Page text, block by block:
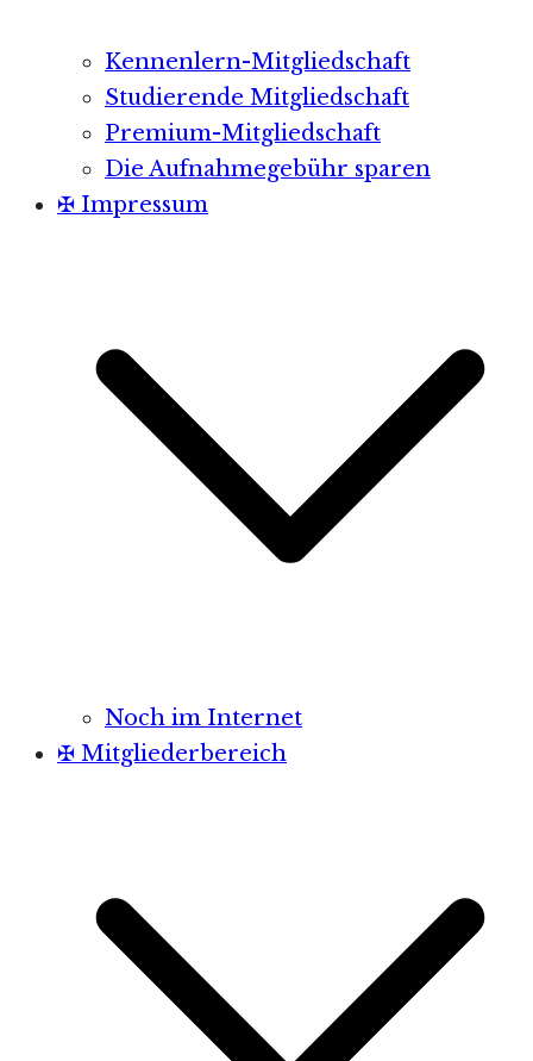
Kennenlern-Mitgliedschaft
Studierende Mitgliedschaft
Premium-Mitgliedschaft
Die Aufnahmegebühr sparen
✠ Impressum
Noch im Internet
✠ Mitgliederbereich